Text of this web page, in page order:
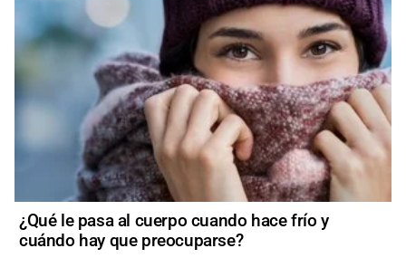
¿Qué le pasa al cuerpo cuando hace frío y
cuándo hay que preocuparse?